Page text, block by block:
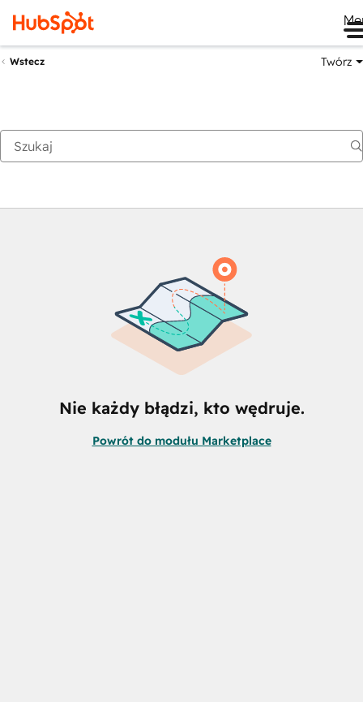
Wstecz Twórz
Nie każdy błądzi, kto wędruje.
Powrót do modułu Marketplace